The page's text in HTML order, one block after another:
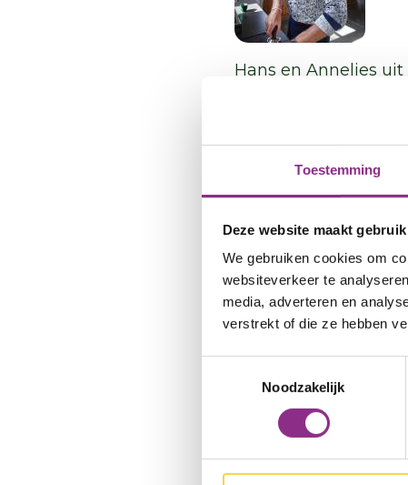
Toestemming
Deze website maakt
We gebruiken cookies om
websiteverkeer te
media, adverteren en
verstrekt of die ze hebben
Noodzakelijk
Auteur
Hans en Annelies uit
“In 2021 is ons
is de elektriciteit
voor de
zonlicht is. Behalve
het net zo
afgezaagd,